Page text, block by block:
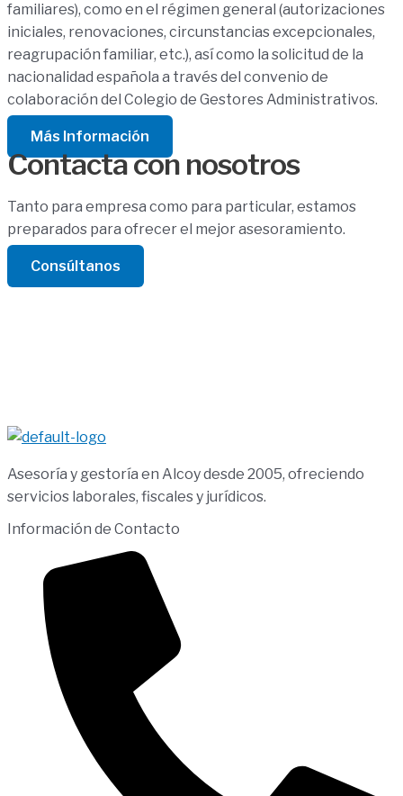
familiares), como en el régimen general (autorizaciones
iniciales, renovaciones, circunstancias excepcionales,
reagrupación familiar, etc.), así como la solicitud de la
nacionalidad española a través del convenio de
colaboración del Colegio de Gestores Administrativos.
Más Información
Contacta con nosotros
Tanto para empresa como para particular, estamos
preparados para ofrecer el mejor asesoramiento.
Consúltanos
Asesoría y gestoría en Alcoy desde 2005, ofreciendo
servicios laborales, fiscales y jurídicos.
Información de Contacto